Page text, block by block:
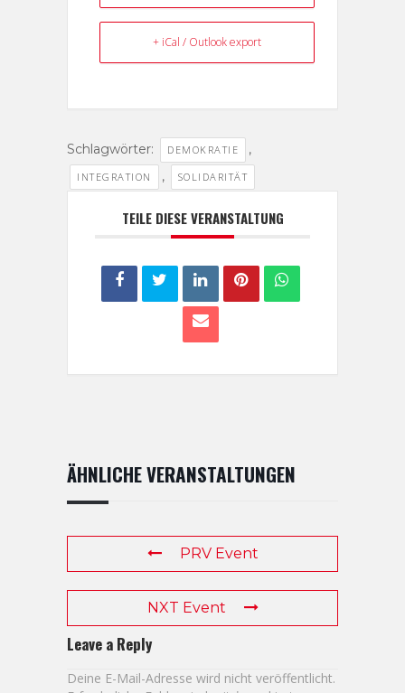
+ iCal / Outlook export
Schlagwörter: DEMOKRATIE ,
INTEGRATION , SOLIDARITÄT
TEILE DIESE VERANSTALTUNG
ÄHNLICHE VERANSTALTUNGEN
PRV Event
NXT Event
Leave a Reply
Deine E-Mail-Adresse wird nicht veröffentlicht.